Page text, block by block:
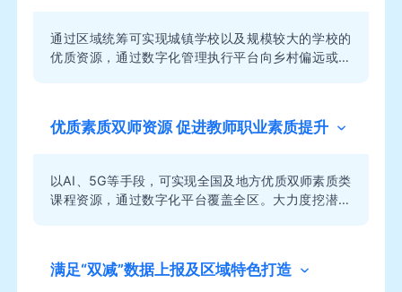
通过区域统筹可实现城镇学校以及规模较大的学校的
优质资源，通过数字化管理执行平台向乡村偏远或规
课后服务校校全覆盖，进一步推进实现教育区域均
优质素质双师资源 促进教师职业素质提升
以AI、5G等手段，可实现全国及地方优质双师素质类
课程资源，通过数字化平台覆盖全区。大力度挖潜区
优质教学成果，全面提升教师职业素质和育人水平。
满足“双减”数据上报及区域特色打造